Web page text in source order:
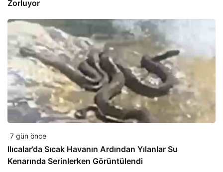
Zorluyor
7 gün önce
Ilıcalar’da Sıcak Havanın Ardından Yılanlar Su
Kenarında Serinlerken Görüntülendi